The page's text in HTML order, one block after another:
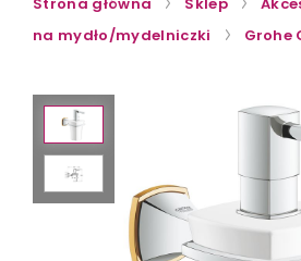
na mydło/mydelniczki
Grohe